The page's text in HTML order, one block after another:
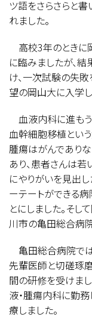
ツ語をさらさらと書
れました。
高校3年のときに
に臨みましたが、
け、一次試験の失
望の岡山大に入学し
血液内科に進も
血幹細胞移植とい
腫瘍はがんであり
あり、患者さんは若
にやりがいを見出
ーテートができる
とにしました。そ
川市の亀田総合病
亀田総合病院で
先輩医師と切磋琢
間の研修を受けま
液・腫瘍内科に勤
療しました。